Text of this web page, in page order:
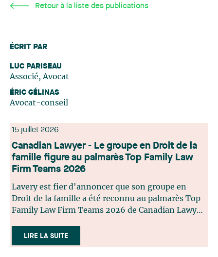
Retour à la liste des publications
ÉCRIT PAR
LUC PARISEAU
Associé, Avocat
ÉRIC GÉLINAS
Avocat-conseil
15 juillet 2026
Canadian Lawyer - Le groupe en Droit de la
famille figure au palmarès Top Family Law
Firm Teams 2026
Lavery est fier d'annoncer que son groupe en
Droit de la famille a été reconnu au palmarès Top
Family Law Firm Teams 2026 de Canadian Lawyer.
sélection rigoureux, fondé sur des nominations
issues du lectorat, d'associations juridiques et de
LIRE LA SUITE